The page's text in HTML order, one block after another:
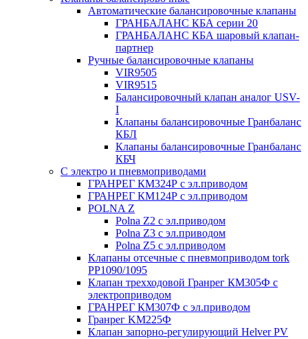
Автоматические балансировочные клапаны
ГРАНБАЛАНС КБА серии 20
ГРАНБАЛАНС КБА шаровый клапан-
партнер
Ручные балансировочные клапаны
VIR9505
VIR9515
Балансировочный клапан аналог USV-
I
Клапаны балансировочные Гранбаланс
КБЛ
Клапаны балансировочные Гранбаланс
КБЧ
С электро и пневмоприводами
ГРАНРЕГ КМ324Р с эл.приводом
ГРАНРЕГ КМ124Р с эл.приводом
POLNA Z
Polna Z2 с эл.приводом
Polna Z3 с эл.приводом
Polna Z5 с эл.приводом
Клапаны отсечные с пневмоприводом tork
PP1090/1095
Клапан трехходовой Гранрег КМ305Ф с
электроприводом
ГРАНРЕГ КМ307Ф с эл.приводом
Гранрег KM225Ф
Клапан запорно-регулирующий Helver PV